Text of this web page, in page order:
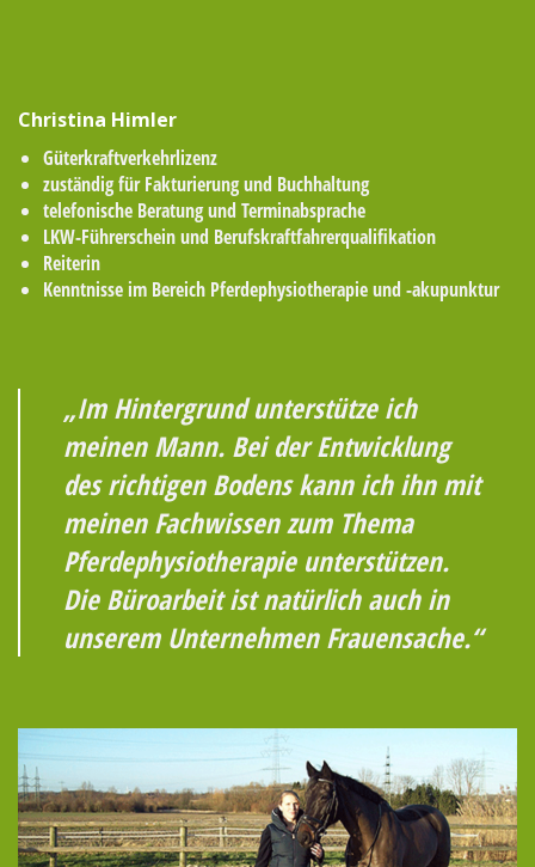
Christina Himler
Güterkraftverkehrlizenz
zuständig für Fakturierung und Buchhaltung
telefonische Beratung und Terminabsprache
LKW-Führerschein und Berufskraftfahrerqualifikation
Reiterin
Kenntnisse im Bereich Pferdephysiotherapie und -akupunktur
„Im Hintergrund unterstütze ich
meinen Mann. Bei der Entwicklung
des richtigen Bodens kann ich ihn mit
meinen Fachwissen zum Thema
Pferdephysiotherapie unterstützen.
Die Büroarbeit ist natürlich auch in
unserem Unternehmen Frauensache.“